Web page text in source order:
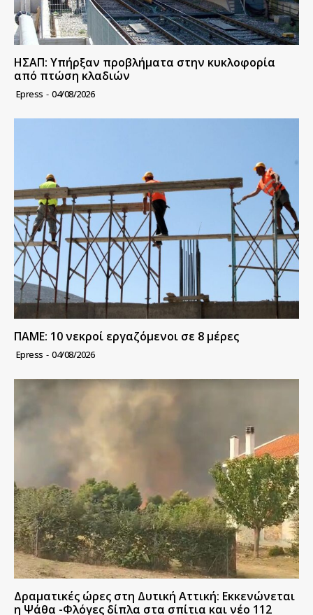
ΗΣΑΠ: Υπήρξαν προβλήματα στην κυκλοφορία
από πτώση κλαδιών
Epress - 04/08/2026
ΠΑΜΕ: 10 νεκροί εργαζόμενοι σε 8 μέρες
Epress - 04/08/2026
Δραματικές ώρες στη Δυτική Αττική: Εκκενώνεται
η Ψάθα -Φλόγες δίπλα στα σπίτια και νέο 112